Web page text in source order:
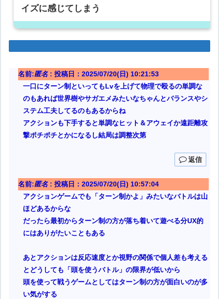
イズに感じてしまう
名前:匿名: 投稿日：2025/07/20(日) 10:21:53
一口にターン制といってもLvを上げて物理で殴るの単調な
のもあれば世界樹やサガエメみたいなちゃんとバランスやシ
ステム工夫してるのもあるからね
アクションも下手すると単調なヒット＆アウェイか遠距離攻
撃ポチポチとかになるし結局は調整次第
返信
名前:匿名: 投稿日：2025/07/20(日) 10:57:04
アクションゲームでも「ターン制かよ」みたいなバトルは山
ほどあるからな
だったら最初からターン制の方が落ち着いて遊べる分UX的
にはありがたいこともある
あとアクションは反応速度とか視野の関係で個人差も考える
とどうしても「頭を使うバトル」の限界が低いから
頭を使って戦うゲームとしてはターン制の方が面白いのが多
い気がする